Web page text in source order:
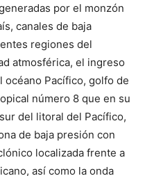
por el monzón
canales de baja
regiones del
atmosférica, el ingreso
Pacífico, golfo de
número 8 que en su
del litoral del Pacífico,
de baja presión con
localizada frente a
así como la onda